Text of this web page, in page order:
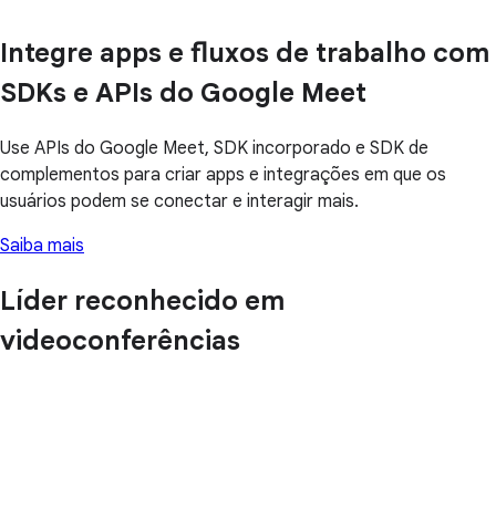
Integre apps e fluxos de trabalho com
SDKs e APIs do Google Meet
Use APIs do Google Meet, SDK incorporado e SDK de
complementos para criar apps e integrações em que os
usuários podem se conectar e interagir mais.
Saiba mais
Líder reconhecido em
videoconferências